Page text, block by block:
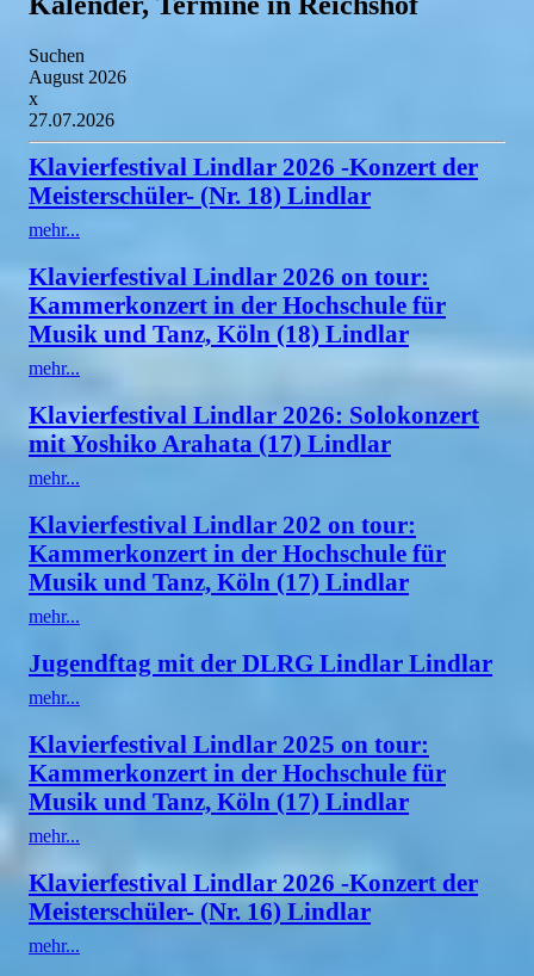
Suchen
August 2026
x
27.07.2026
Klavierfestival Lindlar 2026 -Konzert der
Meisterschüler- (Nr. 18) Lindlar
mehr...
Klavierfestival Lindlar 2026 on tour:
Kammerkonzert in der Hochschule für
Musik und Tanz, Köln (18) Lindlar
mehr...
Klavierfestival Lindlar 2026: Solokonzert
mit Yoshiko Arahata (17) Lindlar
mehr...
Klavierfestival Lindlar 202 on tour:
Kammerkonzert in der Hochschule für
Musik und Tanz, Köln (17) Lindlar
mehr...
Jugendftag mit der DLRG Lindlar Lindlar
mehr...
Klavierfestival Lindlar 2025 on tour:
Kammerkonzert in der Hochschule für
Musik und Tanz, Köln (17) Lindlar
mehr...
Klavierfestival Lindlar 2026 -Konzert der
Meisterschüler- (Nr. 16) Lindlar
mehr...